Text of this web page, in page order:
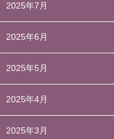
2025年7月
2025年6月
2025年5月
2025年4月
2025年3月